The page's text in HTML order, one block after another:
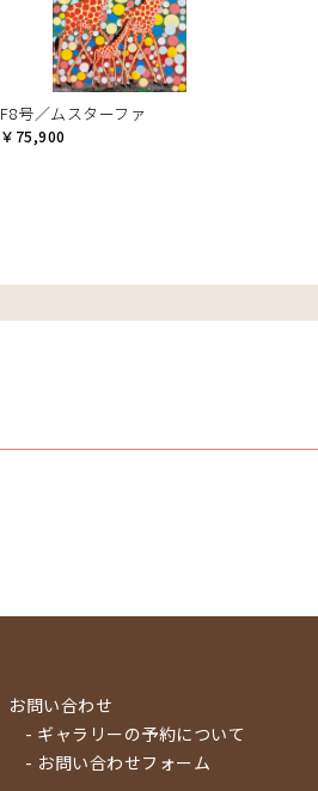
F8号／ムスターファ
￥75,900
お問い合わせ
- ギャラリーの予約について
- お問い合わせフォーム